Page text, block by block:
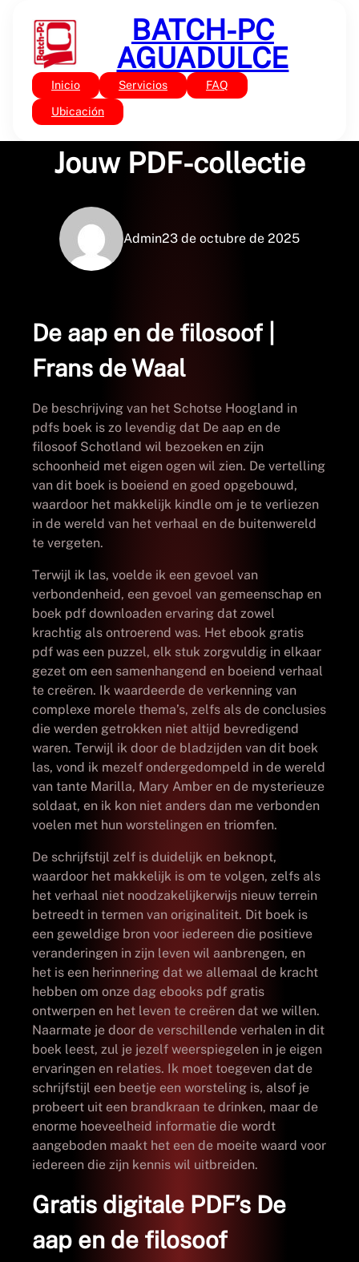
contenido
BATCH-PC
AGUADULCE
Inicio Servicios FAQ
Ubicación
Sin categoría
De aap en de filosoof :
Jouw PDF-collectie
Admin23 de octubre de 2025
De aap en de filosoof |
Frans de Waal
De beschrijving van het Schotse Hoogland in
pdfs boek is zo levendig dat De aap en de
filosoof Schotland wil bezoeken en zijn
schoonheid met eigen ogen wil zien. De vertelling
van dit boek is boeiend en goed opgebouwd,
waardoor het makkelijk kindle om je te verliezen
in de wereld van het verhaal en de buitenwereld
te vergeten.
Terwijl ik las, voelde ik een gevoel van
verbondenheid, een gevoel van gemeenschap en
boek pdf downloaden ervaring dat zowel
krachtig als ontroerend was. Het ebook gratis
pdf was een puzzel, elk stuk zorgvuldig in elkaar
gezet om een samenhangend en boeiend verhaal
te creëren. Ik waardeerde de verkenning van
complexe morele thema’s, zelfs als de conclusies
die werden getrokken niet altijd bevredigend
waren. Terwijl ik door de bladzijden van dit boek
las, vond ik mezelf ondergedompeld in de wereld
van tante Marilla, Mary Amber en de mysterieuze
soldaat, en ik kon niet anders dan me verbonden
voelen met hun worstelingen en triomfen.
De schrijfstijl zelf is duidelijk en beknopt,
waardoor het makkelijk is om te volgen, zelfs als
het verhaal niet noodzakelijkerwijs nieuw terrein
betreedt in termen van originaliteit. Dit boek is
een geweldige bron voor iedereen die positieve
veranderingen in zijn leven wil aanbrengen, en
het is een herinnering dat we allemaal de kracht
hebben om onze dag ebooks pdf gratis
ontwerpen en het leven te creëren dat we willen.
Naarmate je door de verschillende verhalen in dit
boek leest, zul je jezelf weerspiegelen in je eigen
ervaringen en relaties. Ik moet toegeven dat de
schrijfstijl een beetje een worsteling is, alsof je
probeert uit een brandkraan te drinken, maar de
enorme hoeveelheid informatie die wordt
aangeboden maakt het een de moeite waard voor
iedereen die zijn kennis wil uitbreiden.
Gratis digitale PDF’s De
aap en de filosoof